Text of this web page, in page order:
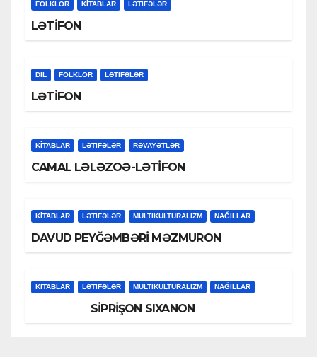
FOLKLOR KİTABLAR LƏTIFƏLƏR
LƏTİFON
DİL FOLKLOR LƏTIFƏLƏR
LƏTİFON
KİTABLAR LƏTIFƏLƏR RƏVAYƏTLƏR
CAMAL LƏLƏZOƏ-LƏTİFON
KİTABLAR LƏTIFƏLƏR MULTIKULTURALIZM NAĞILLAR
DAVUD PEYĞƏMBƏRİ MƏZMURON
KİTABLAR LƏTIFƏLƏR MULTIKULTURALIZM NAĞILLAR
SİPRİŞON SIXANON